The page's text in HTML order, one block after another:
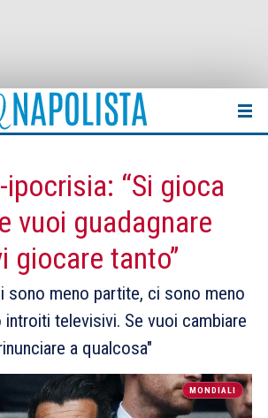
ipocrisia: “Si gioca
vuoi guadagnare
giocare tanto”
sono meno partite, ci sono meno
televisivi. Se vuoi cambiare
a qualcosa"
MONDIALI